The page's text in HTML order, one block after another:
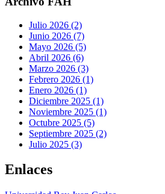
Julio 2026 (2)
Junio 2026 (7)
Mayo 2026 (5)
Abril 2026 (6)
Marzo 2026 (3)
Febrero 2026 (1)
Enero 2026 (1)
Diciembre 2025 (1)
Noviembre 2025 (1)
Octubre 2025 (5)
Septiembre 2025 (2)
Julio 2025 (3)
Enlaces